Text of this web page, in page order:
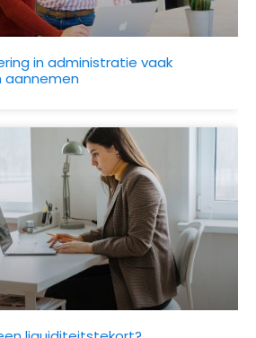
in administratie vaak
aannemen